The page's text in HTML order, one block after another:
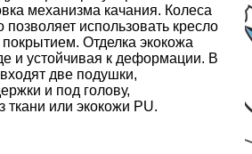
механизма качания. Колеса
позволяет использовать кресло
Отделка экокожа
и устойчивая к деформации. В
две подушки,
и под голову,
ткани или экокожи PU.